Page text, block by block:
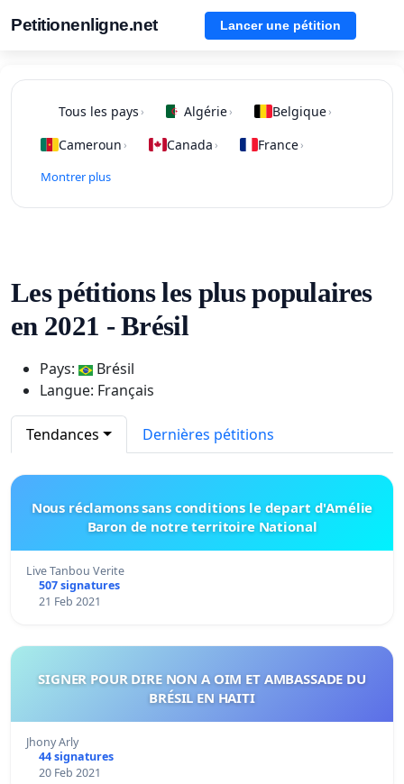
Petitionenligne.net Lancer une pétition
Tous les pays › Algérie› Belgique›
Cameroun › Canada › France›
Montrer plus
Les pétitions les plus populaires
en 2021 - Brésil
Pays:
Brésil
Langue: Français
Tendances Dernières pétitions
Nous réclamons sans conditions le depart d'Amélie
Baron de notre territoire National
Live Tanbou Verite
507 signatures
21 Feb 2021
SIGNER POUR DIRE NON A OIM ET AMBASSADE DU
BRÉSIL EN HAITI
Jhony Arly
44 signatures
20 Feb 2021